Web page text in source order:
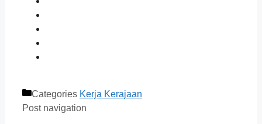
Categories Kerja Kerajaan
Post navigation